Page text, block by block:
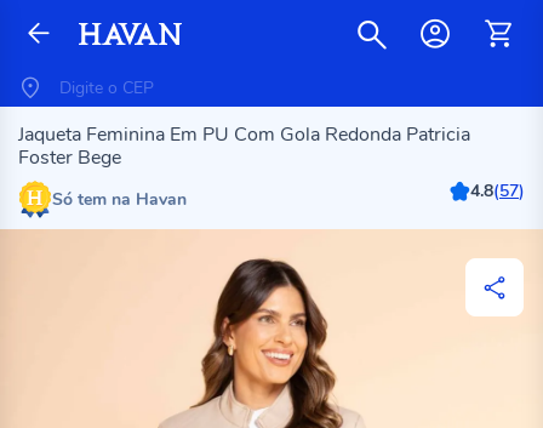
Jaqueta Feminina Em PU Com Gola Redonda Patricia
Foster Bege
Só tem na Havan 4.8(57)